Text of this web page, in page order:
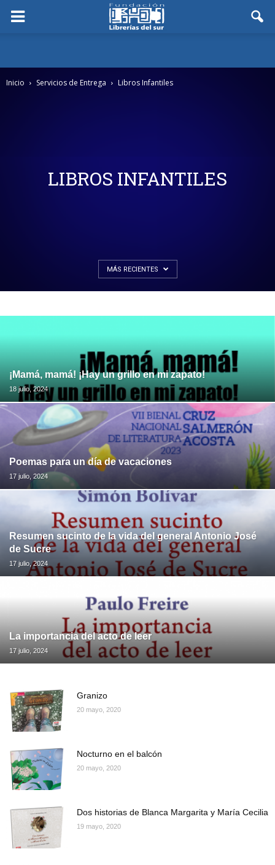
Inicio Servicios de Entrega Libros Infantiles
LIBROS INFANTILES
MÁS RECIENTES
¡Mamá, mamá! ¡Hay un grillo en mi zapato!
18 julio, 2024
Poemas para un día de vacaciones
17 julio, 2024
Resumen sucinto de la vida del general Antonio José
de Sucre
17 julio, 2024
La importancia del acto de leer
17 julio, 2024
Granizo
20 mayo, 2020
Nocturno en el balcón
20 mayo, 2020
Dos historias de Blanca Margarita y María Cecilia
19 mayo, 2020